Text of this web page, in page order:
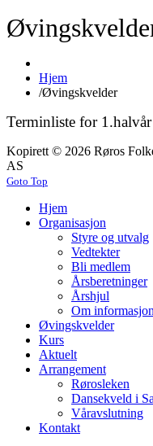
Hjem
/Øvingskvelder
Terminliste for
Kopirett © 2026 Røros
AS
Goto Top
Hjem
Organisasjon
Styre og utvalg
Vedtekter
Bli medlem
Årsberetninger
Årshjul
Om
Øvingskvelder
Kurs
Aktuelt
Arrangement
Rørosleken
Dansekveld i
Våravslutning
Kontakt